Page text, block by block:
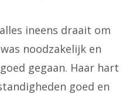
ineens draait om
noodzakelijk en
gegaan. Haar hart
goed en